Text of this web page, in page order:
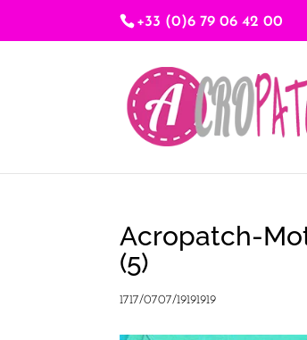
+33 (0)6 79 06 42 00
Acropatch-
(5)
1717/0707/19191919